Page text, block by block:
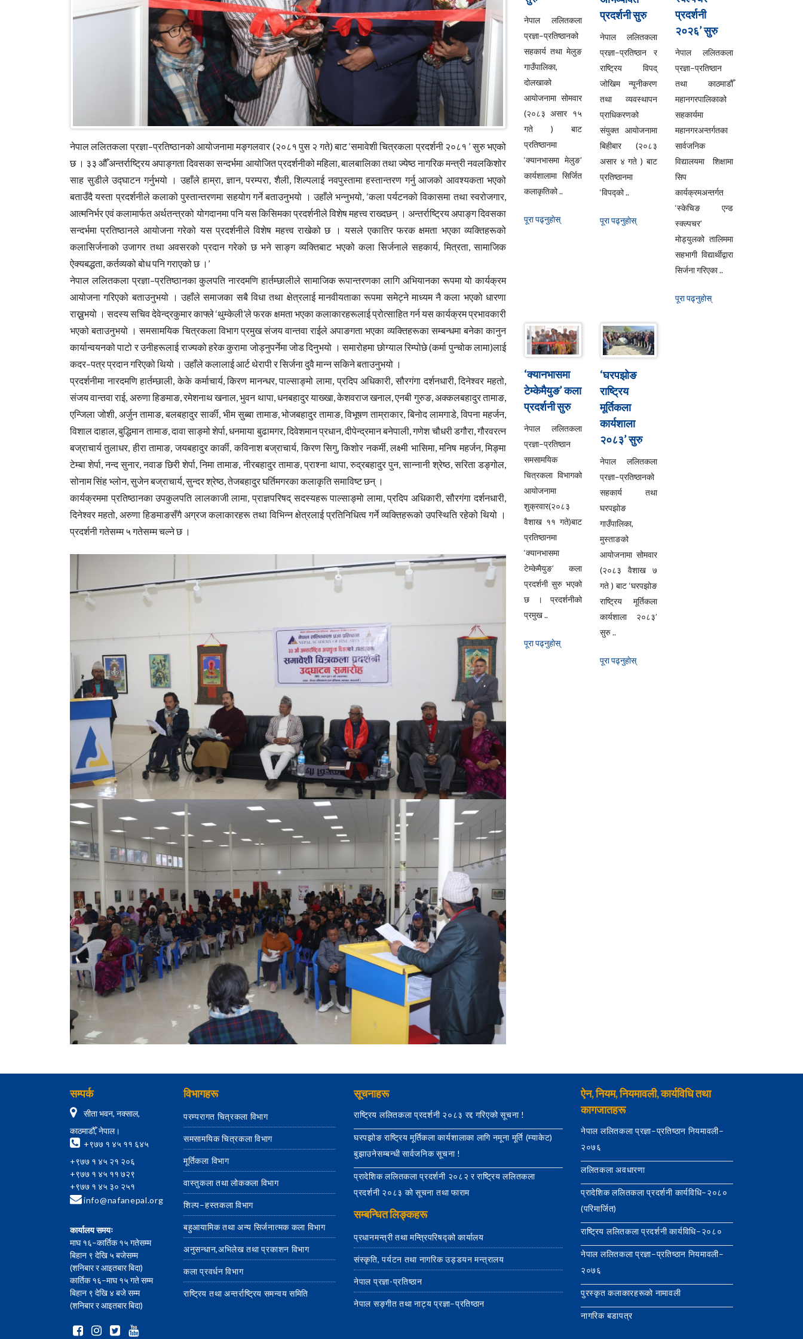
नेपाल ललितकला प्रज्ञा–प्रतिष्ठानको आयोजनामा मङ्गलवार (२०८१ पुस २ गते) बाट ‘समावेशी चित्रकला प्रदर्शनी २०८१ ’ सुरु भएको
छ । ३३ औँ अन्तर्राष्ट्रिय अपाङ्गता दिवसका सन्दर्भमा आयोजित प्रदर्शनीको महिला, बालबालिका तथा ज्येष्ठ नागरिक मन्त्री नवलकिशोर
साह सुडीले उद्घाटन गर्नुभयो । उहाँले हाम्रा, ज्ञान, परम्परा, शैली, शिल्पलाई नवपुस्तामा हस्तान्तरण गर्नु आजको आवश्यकता भएको
बताउँदै यस्ता प्रदर्शनीले कलाको पुस्तान्तरणमा सहयोग गर्ने बताउनुभयो । उहाँले भन्नुभयो, ‘कला पर्यटनको विकासमा तथा स्वरोजगार,
आत्मनिर्भर एवं कलामार्फत अर्थतन्त्रको योगदानमा पनि यस किसिमका प्रदर्शनीले विशेष महत्त्व राख्दछन् । अन्तर्राष्ट्रिय अपाङ्ग दिवसका
सन्दर्भमा प्रतिष्ठानले आयोजना गरेको यस प्रदर्शनीले विशेष महत्त्व राखेको छ । यसले एकातिर फरक क्षमता भएका व्यक्तिहरूको
कलासिर्जनाको उजागर तथा अवसरको प्रदान गरेको छ भने साङ्ग व्यक्तिबाट भएको कला सिर्जनाले सहकार्य, मित्रता, सामाजिक
ऐक्यबद्धता, कर्तव्यको बोध पनि गराएको छ ।’
नेपाल ललितकला प्रज्ञा–प्रतिष्ठानका कुलपति नारदमणि हार्तम्छालीले सामाजिक रूपान्तरणका लागि अभियानका रूपमा यो कार्यक्रम
आयोजना गरिएको बताउनुभयो । उहाँले समाजका सबै विधा तथा क्षेत्रलाई मानवीयताका रूपमा समेट्ने माध्यम नै कला भएको धारणा
राख्नुभयो । सदस्य सचिव देवेन्द्रकुमार काफ्ले ‘थुम्केली’ले फरक क्षमता भएका कलाकारहरूलाई प्रोत्साहित गर्न यस कार्यक्रम प्रभावकारी
भएको बताउनुभयो । समसामयिक चित्रकला विभाग प्रमुख संजय वान्तवा राईले अपाङगता भएका व्यक्तिहरूका सम्बन्धमा बनेका कानुन
कार्यान्वयनको पाटो र उनीहरूलाई राज्यको हरेक कुरामा जोड्नुपर्नेमा जोड दिनुभयो । समारोहमा छोग्याल रिम्पोछे (कर्मा पुन्चोक लामा)लाई
कदर–पत्र प्रदान गरिएको थियो । उहाँले कलालाई आर्ट थेरापी र सिर्जना दुवै मान्न सकिने बताउनुभयो ।
प्रदर्शनीमा नारदमणि हार्तम्छाली, केके कर्माचार्य, किरण मानन्धर, पाल्साङ्मो लामा, प्रदिप अधिकारी, सौरगंगा दर्शनधारी, दिनेश्वर महतो,
संजय वान्तवा राई, अरुणा हिङमाङ, रमेशनाथ खनाल, भुवन थापा, धनबहादुर याख्खा, केशवराज खनाल, एनबी गुरुङ, अक्कलबहादुर तामाङ,
एन्जिला जोशी, अर्जुन तामाङ, बलबहादुर सार्की, भीम सुब्बा तामाङ, भोजबहादुर तामाङ, विभूषण ताम्राकार, बिनोद लामगाडे, विपना महर्जन,
विशाल दाहाल, बुद्धिमान तामाङ, दावा साङ्मो शेर्पा, धनमाया बुढामगर, दिवेशमान प्रधान, दीपेन्द्रमान बनेपाली, गणेश चौधरी डगौरा, गौरवरत्न
बज्राचार्य तुलाधर, हीरा तामाङ, जयबहादुर कार्की, कविनाश बज्राचार्य, किरण सिगु, किशोर नकर्मी, लक्ष्मी भासिमा, मनिष महर्जन, मिङ्मा
टेम्बा शेर्पा, नन्द सुनार, नवाङ छिरी शेर्पा, निमा तामाङ, नीरबहादुर तामाङ, प्राश्ना थापा, रुद्रबहादुर पुन, सान्नानी श्रेष्ठ, सरिता डङ्गोल,
सोनाम सिंह भ्लोन, सुजेन बज्राचार्य, सुन्दर श्रेष्ठ, तेजबहादुर घर्तिमगरका कलाकृति समाविष्ट छन् ।
कार्यक्रममा प्रतिष्ठानका उपकुलपति लालकाजी लामा, प्राज्ञपरिषद् सदस्यहरू पाल्साङ्मो लामा, प्रदिप अधिकारी, सौरगंगा दर्शनधारी,
दिनेश्वर महतो, अरुणा हिङमाङसँगै अग्रज कलाकारहरू तथा विभिन्न क्षेत्रलाई प्रतिनिधित्व गर्ने व्यक्तिहरूको उपस्थिति रहेको थियो ।
प्रदर्शनी गतेसम्म ५ गतेसम्म चल्ने छ ।
नेपाल ललितकला
प्रज्ञा–प्रतिष्ठानको
सहकार्य तथा मेलुङ
गाउँपालिका,
दोलखाको
आयोजनामा सोमवार
(२०८३ असार १५
गते ) बाट
प्रतिष्ठानमा
‘क्यानभासमा मेलुङ’
कार्यशालामा सिर्जित
कलाकृतिको ..
पूरा पढ्नुहाेस्
प्रदर्शनी सुरु
नेपाल ललितकला
प्रज्ञा–प्रतिष्ठान र
राष्ट्रिय विपद्
जोखिम न्यूनीकरण
तथा व्यवस्थापन
प्राधिकरणको
संयुक्त आयोजनामा
बिहीबार (२०८३
असार ४ गते ) बाट
प्रतिष्ठानमा
‘विपद्को ..
पूरा पढ्नुहाेस्
प्रदर्शनी
२०२६’ सुरु
नेपाल ललितकला
प्रज्ञा–प्रतिष्ठान
तथा काठमाडौँ
महानगरपालिकाको
सहकार्यमा
महानगरअन्तर्गतका
सार्वजनिक
विद्यालयमा शिक्षामा
सिप
कार्यक्रमअन्तर्गत
‘स्केचिङ एन्ड
स्क्ल्पचर’
मोड्युलको तालिममा
सहभागी विद्यार्थीद्वारा
सिर्जना गरिएका ..
पूरा पढ्नुहाेस्
‘क्यानभासमा
टेम्केमैयुङ’ कला
प्रदर्शनी सुरु
नेपाल ललितकला
प्रज्ञा–प्रतिष्ठान
समसामयिक
चित्रकला विभागको
आयोजनामा
शुक्रवार(२०८३
वैशाख ११ गते)बाट
प्रतिष्ठानमा
‘क्यानभासमा
टेम्केमैयुङ’ कला
प्रदर्शनी सुरु भएको
छ । प्रदर्शनीको
प्रमुख ..
पूरा पढ्नुहाेस्
‘घरपझोङ
राष्ट्रिय
मूर्तिकला
कार्यशाला
२०८३’ सुरु
नेपाल ललितकला
प्रज्ञा–प्रतिष्ठानको
सहकार्य तथा
घरपझोङ
गाउँपालिका,
मुस्ताङको
आयोजनामा सोमवार
(२०८३ वैशाख ७
गते ) बाट ‘घरपझोङ
राष्ट्रिय मूर्तिकला
कार्यशाला २०८३’
सुरु ..
पूरा पढ्नुहाेस्
सम्पर्क
सीता भवन, नक्साल,
काठमाडौँ, नेपाल।
+९७७ १ ४५ ११ ६४५
+९७७ १ ४५ २१ २०६
+९७७ १ ४५ ११ ७२९
+९७७ १ ४५ ३० २५१
info@nafanepal.org
कार्यालय समयः
माघ १६–कार्तिक १५ गतेसम्म
बिहान ९ देखि ५ बजेसम्म
(शनिबार र आइतबार बिदा)
कार्तिक १६–माघ १५ गते सम्म
बिहान ९ देखि ४ बजे सम्म
(शनिबार र आइतबार बिदा)
विभागहरू
परम्परागत चित्रकला विभाग
समसामयिक चित्रकला विभाग
मूर्तिकला विभाग
वास्तुकला तथा लोककला विभाग
शिल्प–हस्तकला विभाग
बहुआयामिक तथा अन्य सिर्जनात्मक कला विभाग
अनुसन्धान,अभिलेख तथा प्रकाशन विभाग
कला प्रवर्धन विभाग
राष्ट्रिय तथा अन्तर्राष्ट्रिय समन्वय समिति
सूचनाहरू
राष्ट्रिय ललितकला प्रदर्शनी २०८३ रद्द गरिएको सूचना !
घरपझोङ राष्ट्रिय मूर्तिकला कार्यशालाका लागि नमूना मूर्ति (म्याकेट)
बुझाउनेसम्बन्धी सार्वजनिक सूचना !
प्रादेशिक ललितकला प्रदर्शनी २०८२ र राष्ट्रिय ललितकला
प्रदर्शनी २०८३ को सूचना तथा फाराम
सम्बन्धित लिङ्कहरू
प्रधानमन्त्री तथा मन्त्रिपरिषद्को कार्यालय
संस्कृति, पर्यटन तथा नागरिक उड्डयन मन्त्रालय
नेपाल प्रज्ञा-प्रतिष्ठान
नेपाल सङ्गीत तथा नाट्य प्रज्ञा–प्रतिष्ठान
ऐन, नियम, नियमावली, कार्यविधि तथा
कागजातहरू
नेपाल ललितकला प्रज्ञा–प्रतिष्ठान नियमावली–
२०७६
ललितकला अवधारणा
प्रादेशिक ललितकला प्रदर्शनी कार्यविधि–२०८०
(परिमार्जित)
राष्ट्रिय ललितकला प्रदर्शनी कार्यविधि–२०८०
नेपाल ललितकला प्रज्ञा–प्रतिष्ठान नियमावली–
२०७६
पुरस्कृत कलाकारहरूको नामावली
नागरिक बडापत्र